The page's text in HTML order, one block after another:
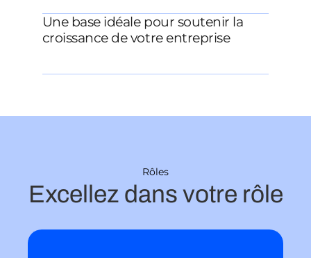
Une base idéale pour soutenir la
croissance de votre entreprise
Rôles
Excellez dans votre rôle